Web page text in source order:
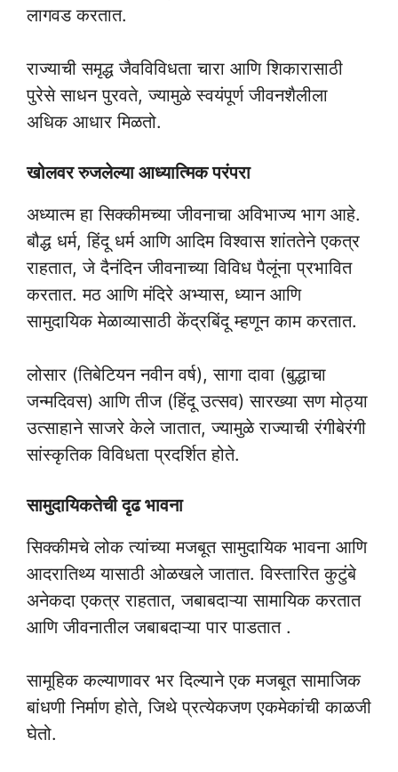
लागवड करतात.
राज्याची समृद्ध जैवविविधता चारा आणि शिकारासाठी
पुरेसे साधन पुरवते, ज्यामुळे स्वयंपूर्ण जीवनशैलीला
अधिक आधार मिळतो.
खोलवर रुजलेल्या आध्यात्मिक परंपरा
अध्यात्म हा सिक्कीमच्या जीवनाचा अविभाज्य भाग आहे.
बौद्ध धर्म, हिंदू धर्म आणि आदिम विश्वास शांततेने एकत्र
राहतात, जे दैनंदिन जीवनाच्या विविध पैलूंना प्रभावित
करतात. मठ आणि मंदिरे अभ्यास, ध्यान आणि
सामुदायिक मेळाव्यासाठी केंद्रबिंदू म्हणून काम करतात.
लोसार (तिबेटियन नवीन वर्ष), सागा दावा (बुद्धाचा
जन्मदिवस) आणि तीज (हिंदू उत्सव) सारख्या सण मोठ्या
उत्साहाने साजरे केले जातात, ज्यामुळे राज्याची रंगीबेरंगी
सांस्कृतिक विविधता प्रदर्शित होते.
सामुदायिकतेची दृढ भावना
सिक्कीमचे लोक त्यांच्या मजबूत सामुदायिक भावना आणि
आदरातिथ्य यासाठी ओळखले जातात. विस्तारित कुटुंबे
अनेकदा एकत्र राहतात, जबाबदाऱ्या सामायिक करतात
आणि जीवनातील जबाबदाऱ्या पार पाडतात .
सामूहिक कल्याणावर भर दिल्याने एक मजबूत सामाजिक
बांधणी निर्माण होते, जिथे प्रत्येकजण एकमेकांची काळजी
घेतो.